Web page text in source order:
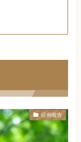
症例報告